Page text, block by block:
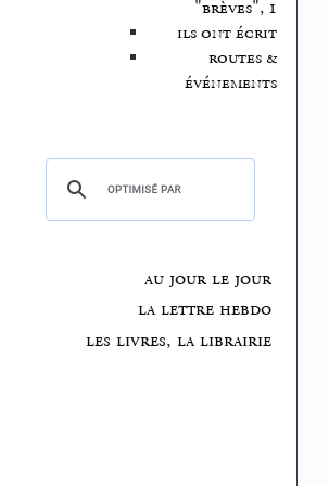
"brèves", 1
ils ont écrit
routes &
événements
au jour le jour
la lettre hebdo
les livres, la librairie